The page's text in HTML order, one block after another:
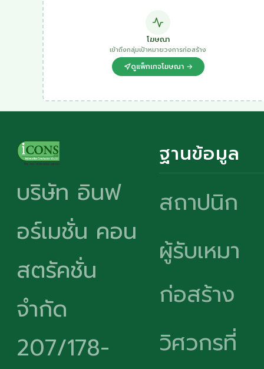
โฆษณา
เข้าถึงกลุ่มเป้าหมายวงการก่อสร้าง
ดูแพ็กเกจโฆษณา →
บริษัท อินฟ
อร์เมชั่น คอน
สตรัคชั่น
จำกัด
207/178-
ฐานข้อมูล
สถาปนิก
ผู้รับเหมา
ก่อสร้าง
วิศวกรที่